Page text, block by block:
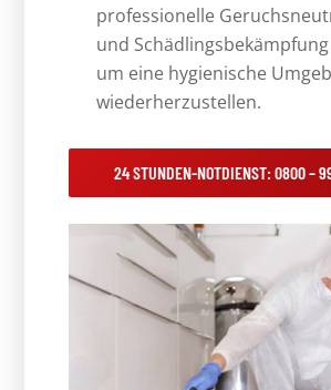
professionelle
und
um eine hygienische
wiederherzustellen.
24 STUNDEN-NOTDIENST: 0800 –